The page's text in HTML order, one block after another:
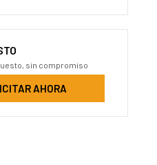
sin compromiso
AHORA